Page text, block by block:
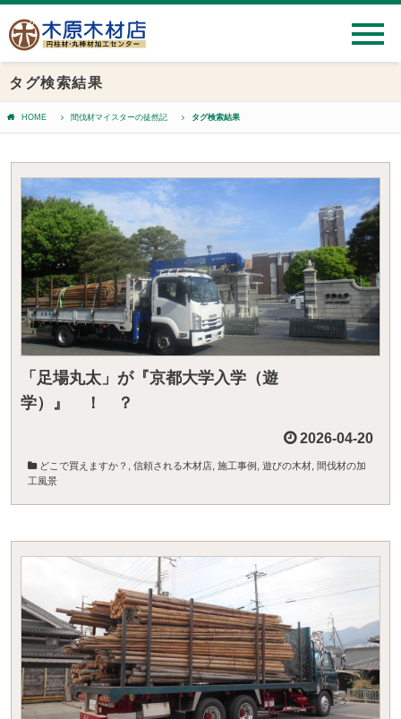
タグ検索結果
HOME 間伐材マイスターの徒然記 タグ検索結果
「足場丸太」が『京都大学入学（遊
学）』 ！ ？
2026-04-20
どこで買えますか？ 信頼される木材店 施工事例 遊びの木材 間伐材の加
工風景